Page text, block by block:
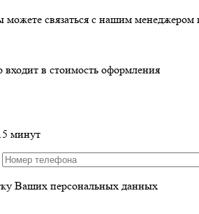
связаться с нашим менеджером
в стоимость оформления
минут
Ваших персональных данных